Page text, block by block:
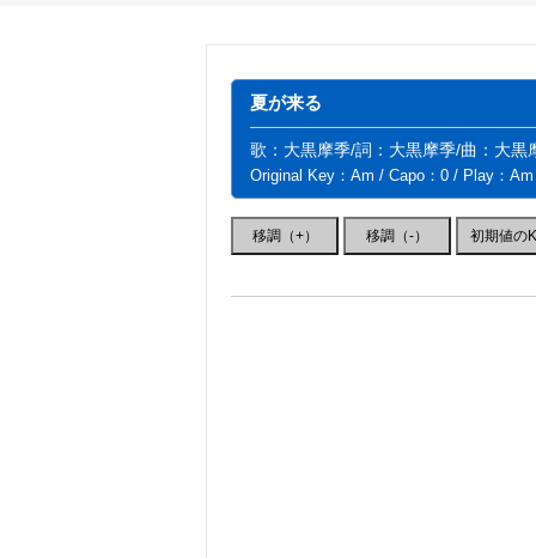
夏が来る
歌：大黒摩季/詞：大黒摩季/曲：大黒
Original Key：Am / Capo：0 / Play：Am